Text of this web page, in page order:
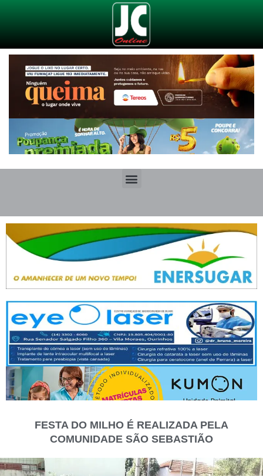
FESTA DO MILHO É REALIZADA PELA
COMUNIDADE SÃO SEBASTIÃO